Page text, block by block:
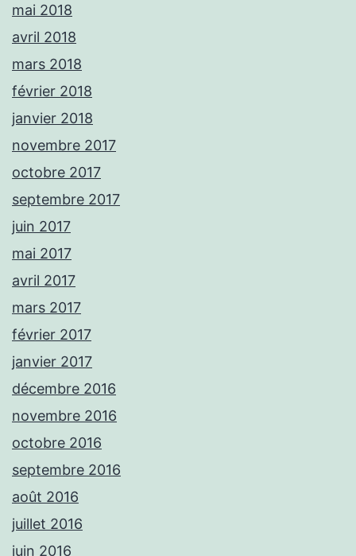
mai 2018
avril 2018
mars 2018
février 2018
janvier 2018
novembre 2017
octobre 2017
septembre 2017
juin 2017
mai 2017
avril 2017
mars 2017
février 2017
janvier 2017
décembre 2016
novembre 2016
octobre 2016
septembre 2016
août 2016
juillet 2016
juin 2016